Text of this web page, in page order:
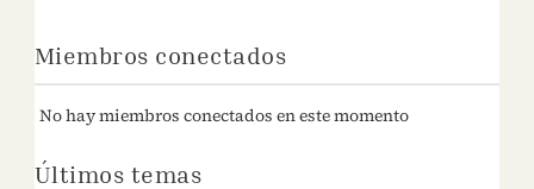
Miembros conectados
No hay miembros conectados en este momento
Últimos temas